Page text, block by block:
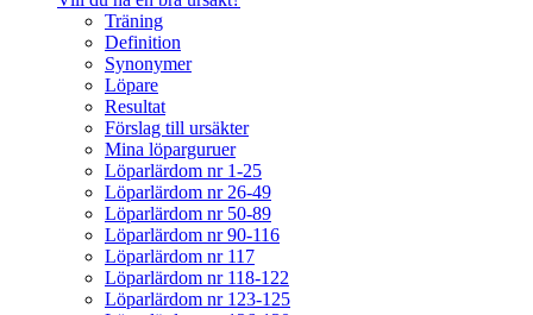
Träning
Definition
Synonymer
Löpare
Resultat
Förslag till ursäkter
Mina löparguruer
Löparlärdom nr 1-25
Löparlärdom nr 26-49
Löparlärdom nr 50-89
Löparlärdom nr 90-116
Löparlärdom nr 117
Löparlärdom nr 118-122
Löparlärdom nr 123-125